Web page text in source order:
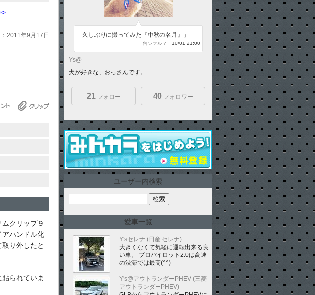
2011年9月17日
ムクリップ９
アハンドル化
り外したと
られていま
「久しぶりに撮ってみた『中秋の名月』」
何シテル？ 10/01 21:00
Ys@
犬が好きな、おっさんです。
21フォロー 40フォロワー
ユーザー内検索
愛車一覧
Y'sセレナ (日産 セレナ)
大きくなくて気軽に運転出来る良
い車。 プロパイロット2.0は高速
の渋滞では最高(^^)
Y's@アウトランダーPHEV (三菱
アウトランダーPHEV)